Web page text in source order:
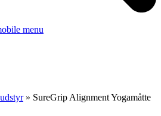
menu
» SureGrip Alignment Yogamåtte